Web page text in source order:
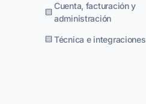
Cuenta, facturación y
administración
Técnica e integraciones